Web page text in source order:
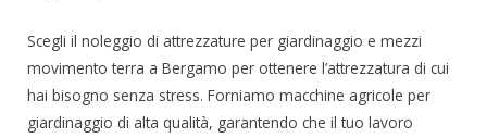
Scegli il noleggio di attrezzature per giardinaggio e mezzi
movimento terra a Bergamo per ottenere l’attrezzatura di cui
hai bisogno senza stress. Forniamo macchine agricole per
giardinaggio di alta qualità, garantendo che il tuo lavoro